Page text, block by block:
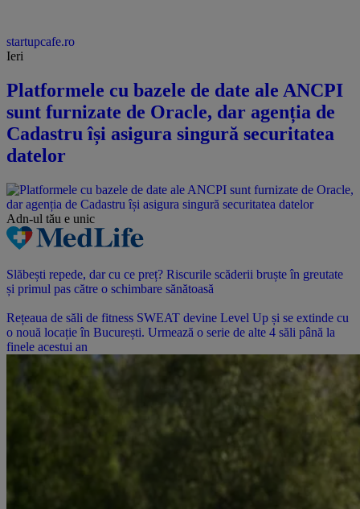
startupcafe.ro
Ieri
Platformele cu bazele de date ale ANCPI
sunt furnizate de Oracle, dar agenția de
Cadastru își asigura singură securitatea
datelor
Adn-ul tău e unic
Slăbești repede, dar cu ce preț? Riscurile scăderii bruște în greutate
și primul pas către o schimbare sănătoasă
Rețeaua de săli de fitness SWEAT devine Level Up și se extinde cu
o nouă locație în București. Urmează o serie de alte 4 săli până la
finele acestui an